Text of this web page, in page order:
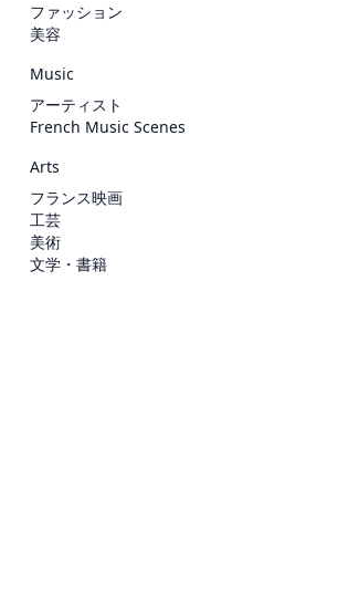
ファッション
美容
Music
アーティスト
French Music Scenes
Arts
フランス映画
工芸
美術
文学・書籍